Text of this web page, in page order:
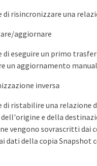
di risincronizzare una
aggiornare
di eseguire un primo
un aggiornamento
inversa
di ristabilire una
e della
vengono sovrascritti dai
dati della copia Snapshot